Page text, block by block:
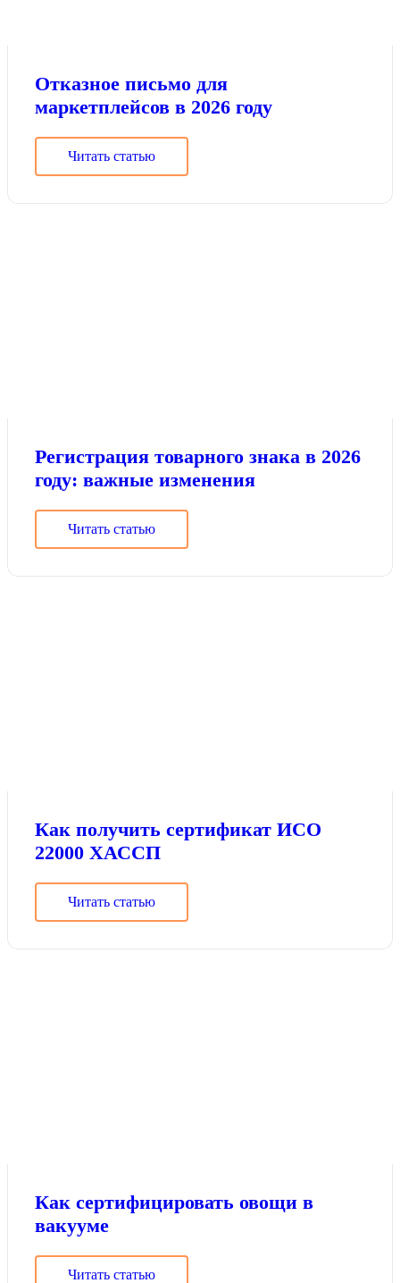
Отказное письмо для
маркетплейсов в 2026 году
Читать статью
Регистрация товарного знака в 2026
году: важные изменения
Читать статью
Как получить сертификат ИСО
22000 ХАССП
Читать статью
Как сертифицировать овощи в
вакууме
Читать статью